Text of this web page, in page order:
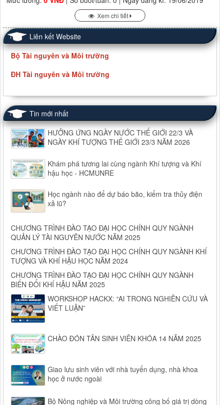
Xem chi tiết
Liên kết Website
Bộ Tài nguyên và Môi trường
ĐH Tài nguyên và Môi trường
Tin mới nhất
HƯỞNG ỨNG NGÀY NƯỚC THẾ GIỚI 22/3 VÀ
NGÀY KHÍ TƯỢNG THẾ GIỚI 23/3 NĂM 2026
Khám phá tương lai cùng ngành Khí tượng và Khí
hậu học - HCMUNRE
Học ngành nào để dự báo bão, kiểm tra thủy điện
xả lũ?
CHƯƠNG TRÌNH ĐÀO TẠO ĐẠI HỌC CHÍNH QUY NGÀNH
QUẢN LÝ TÀI NGUYÊN NƯỚC NĂM 2025
CHƯƠNG TRÌNH ĐÀO TẠO ĐẠI HỌC CHÍNH QUY NGÀNH KHÍ
TƯỢNG VÀ KHÍ HẬU HỌC NĂM 2024
CHƯƠNG TRÌNH ĐÀO TẠO ĐẠI HỌC CHÍNH QUY NGÀNH
BIẾN ĐỔI KHÍ HẬU NĂM 2025
WORKSHOP HACKX: “AI TRONG NGHIÊN CỨU VÀ
VIẾT LUẬN”
CHÀO ĐÓN TÂN SINH VIÊN KHÓA 14 NĂM 2025
Giao lưu sinh viên với nhà tuyển dụng, nhà khoa
học ở nước ngoài
Bộ Nông nghiệp và Môi trường công bố giá trị dòng